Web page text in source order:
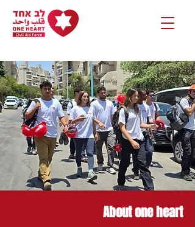
About one heart